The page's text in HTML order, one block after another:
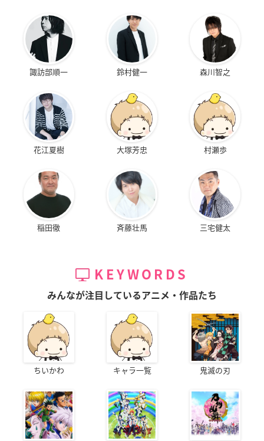
諏訪部順一 鈴村健一 森川智之
花江夏樹 大塚芳忠 村瀬歩
稲田徹 斉藤壮馬 三宅健太
KEYWORDS
みんなが注目しているアニメ・作品たち
ちいかわ キャラ一覧 鬼滅の刃